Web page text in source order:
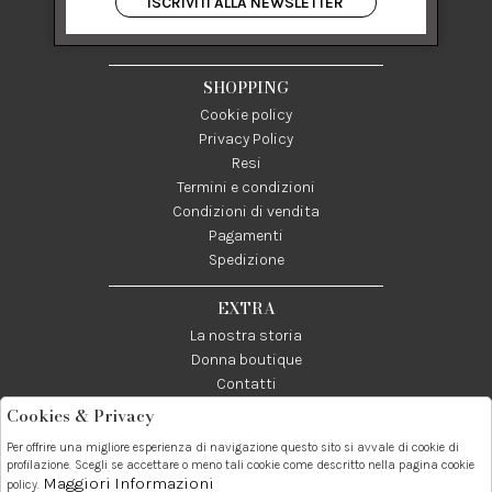
84122 Salerno Italia
P IVA 03024950655
SHOPPING
Cookie policy
Privacy Policy
Resi
Termini e condizioni
Condizioni di vendita
Pagamenti
Spedizione
EXTRA
La nostra storia
Donna boutique
Contatti
Telefono:
089237858
Whatsapp:
3338855601
Contatti:
info@donna1981.it
Cookies & Privacy
Per offrire una migliore esperienza di navigazione questo sito si avvale di cookie di
profilazione. Scegli se accettare o meno tali cookie come descritto nella pagina cookie
policy. Maggiori Informazioni